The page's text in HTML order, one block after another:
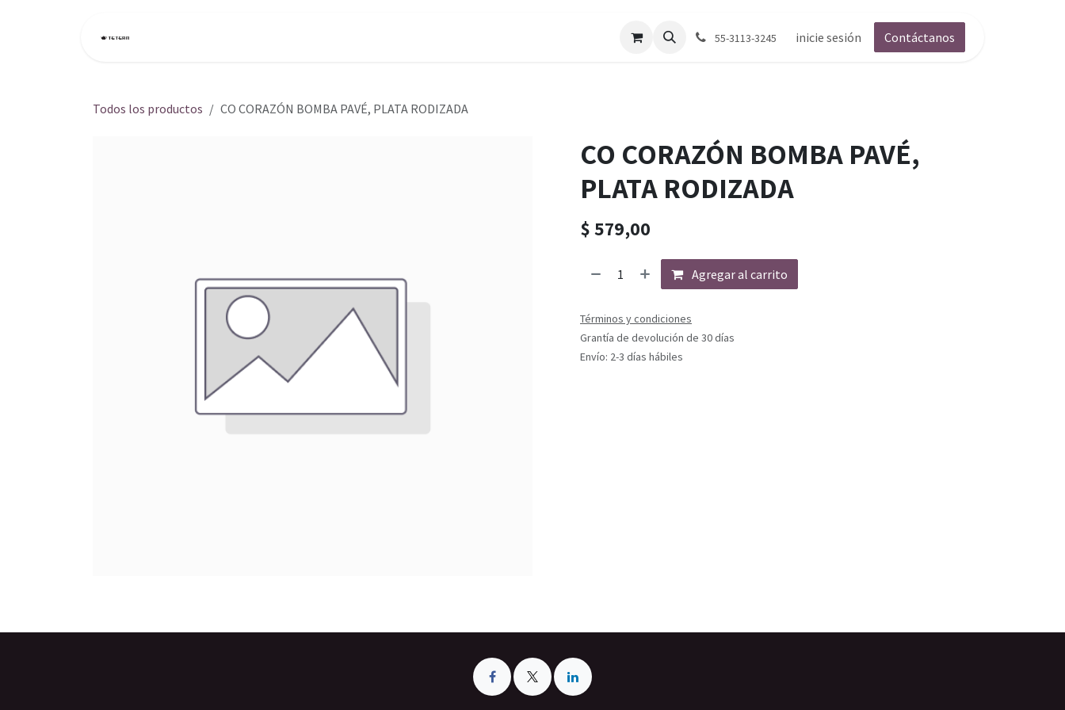
55-3113-3245 inicie sesión Contáctanos
Todos los productos CO CORAZÓN BOMBA PAVÉ, PLATA RODIZADA
CO CORAZÓN BOMBA PAVÉ,
PLATA RODIZADA
$579,00
Agregar al carrito
Términos y condiciones
Grantía de devolución de 30 días
Envío: 2-3 días hábiles